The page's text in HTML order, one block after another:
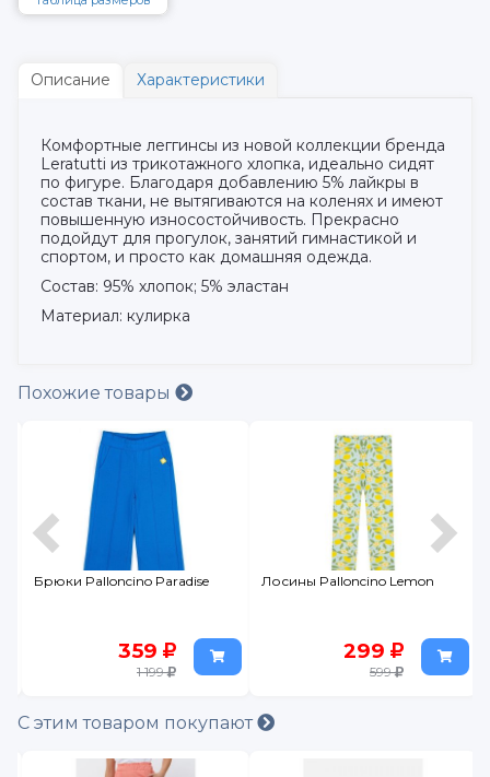
Описание Характеристики
Комфортные леггинсы из новой коллекции бренда
Leratutti из трикотажного хлопка, идеально сидят
по фигуре. Благодаря добавлению 5% лайкры в
состав ткани, не вытягиваются на коленях и имеют
повышенную износостойчивость. Прекрасно
подойдут для прогулок, занятий гимнастикой и
спортом, и просто как домашняя одежда.
Состав: 95% хлопок; 5% эластан
Материал: кулирка
Похожие товары
Брюки Palloncino Paradise
359
1 199
Лосины Palloncino Lemon
299
599
С этим товаром покупают